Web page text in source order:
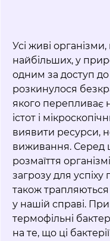
Усі живі
найбільших, у
одним за доступ
розкинулося
якого перепливає
істот і
виявити ресурси,
виживання. Серед
розмаїття
загрозу для
також
у нашій справі.
термофільні
на те, що ці